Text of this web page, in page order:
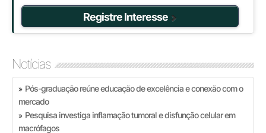
Registre Interesse
Notícias
» Pós-graduação reúne educação de excelência e conexão com o
mercado
» Pesquisa investiga inflamação tumoral e disfunção celular em
macrófagos